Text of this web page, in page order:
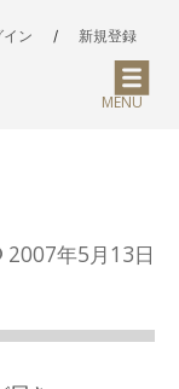
イン / 新規登録
MENU
2007年5月13日